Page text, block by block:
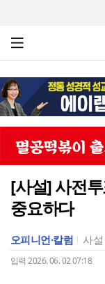
[사설] 사전
중요하다
오피니언·칼럼 사설
입력 2026. 06. 02 07:18